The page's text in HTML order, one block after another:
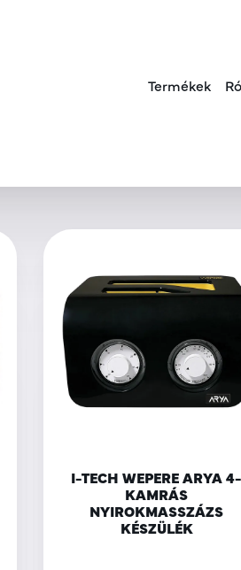
Termékek
I-TECH WEPERE ARYA 4-
KAMRÁS
NYIROKMASSZÁZS
KÉSZÜLÉK